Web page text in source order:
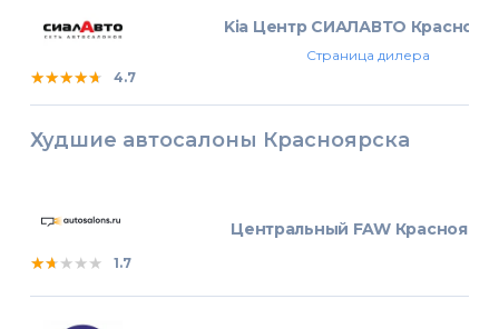
★★★★★
★★★★★
★★★★★ 4.7
Kia Центр СИАЛАВТО
Страница дилера
Худшие автосалоны Красноярска
★★★★★
★★★★★
★★★★★ 1.7
Центральный FAW Красноярск